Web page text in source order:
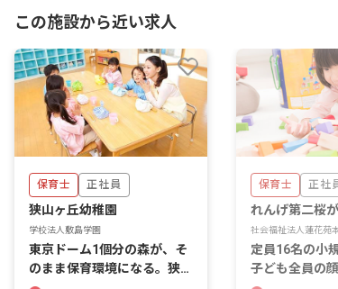
この施設から近い求人
保育士 正社員
狭山ヶ丘幼稚園
学校法人敷島学園
東京ドーム1個分の森が、そ
のまま保育環境になる。狭山
保育士 正社員
れんげ第二桜が
社会福祉法人蓮花苑
定員16名の小
子ども全員の